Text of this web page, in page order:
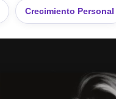
Crecimiento Personal